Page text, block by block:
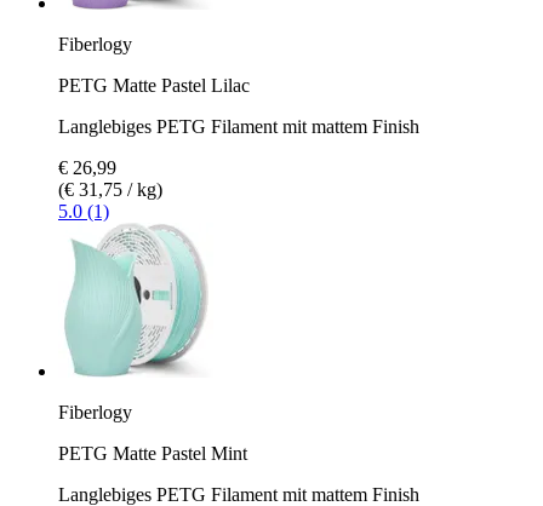
Fiberlogy
PETG Matte Pastel Lilac
Langlebiges PETG Filament mit mattem Finish
€ 26,99
(€ 31,75 / kg)
5.0 (1)
Fiberlogy
PETG Matte Pastel Mint
Langlebiges PETG Filament mit mattem Finish